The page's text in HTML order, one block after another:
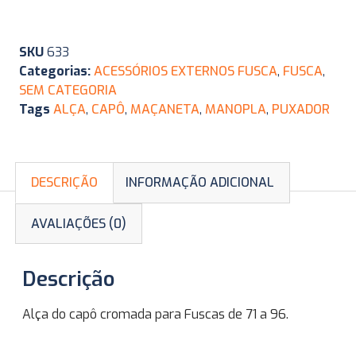
SKU633
Categorias:ACESSÓRIOS EXTERNOS FUSCA, FUSCA,
SEM CATEGORIA
Tags ALÇA, CAPÔ, MAÇANETA, MANOPLA, PUXADOR
DESCRIÇÃO INFORMAÇÃO ADICIONAL
AVALIAÇÕES (0)
Descrição
Alça do capô cromada para Fuscas de 71 a 96.